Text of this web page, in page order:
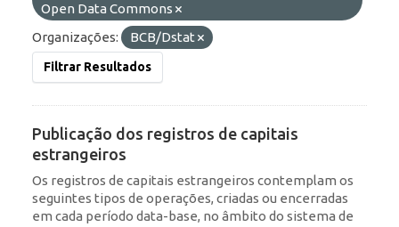
Open Data Commons
Organizações:
BCB/Dstat
Filtrar Resultados
Publicação dos registros de capitais
estrangeiros
Os registros de capitais estrangeiros contemplam os
seguintes tipos de operações, criadas ou encerradas
em cada período data-base, no âmbito do sistema de